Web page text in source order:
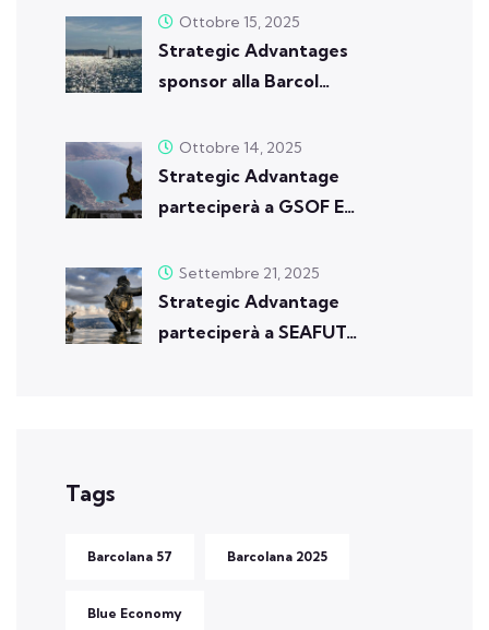
Strategic Advantages
sponsor alla Barcol…
Ottobre 15, 2025
Strategic Advantage
parteciperà a GSOF E…
Ottobre 14, 2025
Strategic Advantage
parteciperà a SEAFUT…
Settembre 21, 2025
Tags
Barcolana 57 Barcolana 2025
Blue Economy